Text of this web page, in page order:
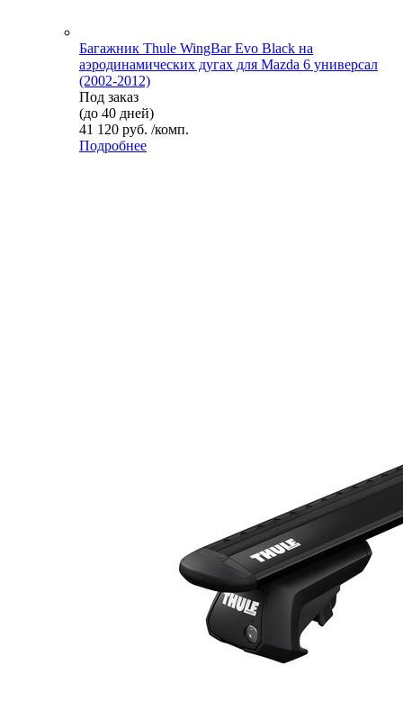
Багажник Thule WingBar Evo Black на
аэродинамических дугах для Mazda 6 универсал
(2002-2012)
Под заказ
(до 40 дней)
41 120 руб. /комп.
Подробнее